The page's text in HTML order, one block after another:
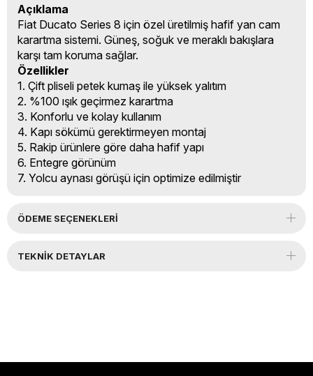
Açıklama
Fiat Ducato Series 8 için özel üretilmiş hafif yan cam
karartma sistemi. Güneş, soğuk ve meraklı bakışlara
karşı tam koruma sağlar.
Özellikler
1. Çift pliseli petek kumaş ile yüksek yalıtım
2. %100 ışık geçirmez karartma
3. Konforlu ve kolay kullanım
4. Kapı sökümü gerektirmeyen montaj
5. Rakip ürünlere göre daha hafif yapı
6. Entegre görünüm
7. Yolcu aynası görüşü için optimize edilmiştir
ÖDEME SEÇENEKLERI
TEKNIK DETAYLAR